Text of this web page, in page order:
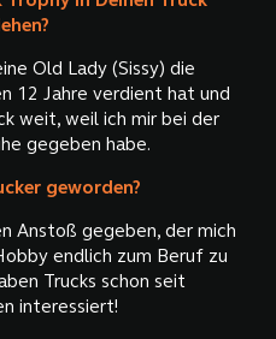
Old Lady (Sissy) die
12 Jahre verdient hat und
weit, weil ich mir bei der
gegeben habe.
geworden?
Anstoß gegeben, der mich
endlich zum Beruf zu
Trucks schon seit
interessiert!